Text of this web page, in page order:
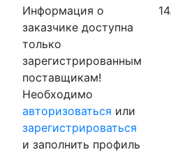
Информация о
заказчике доступна
только
зарегистрированным
поставщикам!
Необходимо
авторизоваться или
зарегистрироваться
и заполнить профиль